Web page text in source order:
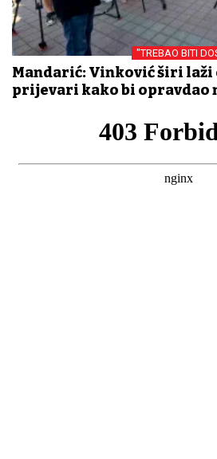
"TREBAO BITI
Mandarić: Vinković širi
prijevari kako bi opravdao